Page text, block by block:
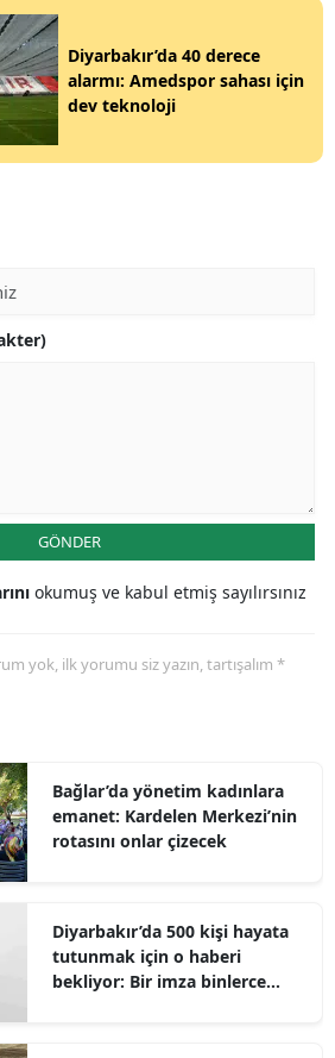
Diyarbakır’da 40 derece
alarmı: Amedspor sahası için
dev teknoloji
GÖNDER
okumuş ve kabul etmiş sayılırsınız
yok, ilk yorumu siz yazın, tartışalım *
Bağlar’da yönetim kadınlara
emanet: Kardelen Merkezi’nin
rotasını onlar çizecek
Diyarbakır’da 500 kişi hayata
tutunmak için o haberi
bekliyor: Bir imza binlerce